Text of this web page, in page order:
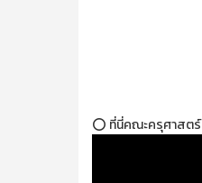
⭕ ที่นี่คณะครุศาสตร์